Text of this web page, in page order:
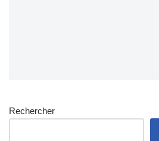
Rechercher